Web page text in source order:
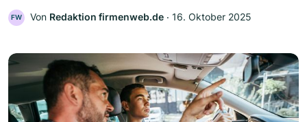
FW Von Redaktion firmenweb.de ‧ 16. Oktober 2025